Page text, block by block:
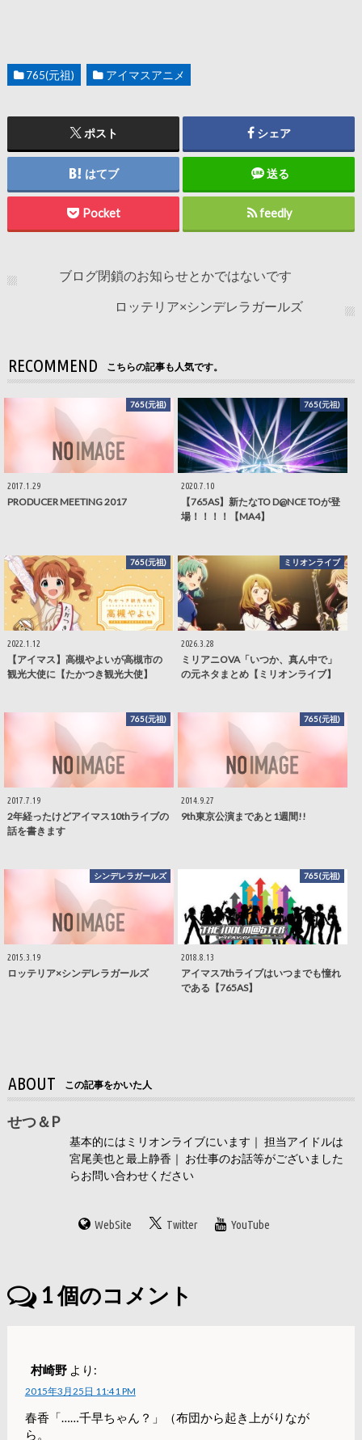
765(元祖) アイマスアニメ
ポスト シェア
はてブ 送る
Pocket feedly
ブログ閉鎖のお知らせとかではないです
ロッテリア×シンデレラガールズ
RECOMMEND こちらの記事も人気です。
765(元祖)
2017.1.29
PRODUCER MEETING 2017
765(元祖)
2020.7.10
【765AS】新たなTO D@NCE TOが登
場！！！！【MA4】
765(元祖)
2022.1.12
【アイマス】高槻やよいが高槻市の
観光大使に【たかつき観光大使】
ミリオンライブ
2026.3.28
ミリアニOVA「いつか、真ん中で」
の元ネタまとめ【ミリオンライブ】
765(元祖)
2017.7.19
2年経ったけどアイマス10thライブの
話を書きます
765(元祖)
2014.9.27
9th東京公演まであと1週間!!
シンデレラガールズ
2015.3.19
ロッテリア×シンデレラガールズ
765(元祖)
2018.8.13
アイマス7thライブはいつまでも憧れ
である【765AS】
ABOUT この記事をかいた人
せつ＆P
基本的にはミリオンライブにいます｜ 担当アイドルは
宮尾美也と最上静香｜ お仕事のお話等がございました
らお問い合わせください
WebSite Twitter YouTube
1個のコメント
村崎野 より:
2015年3月25日 11:41 PM
春香「……千早ちゃん？」（布団から起き上がりなが
ら。